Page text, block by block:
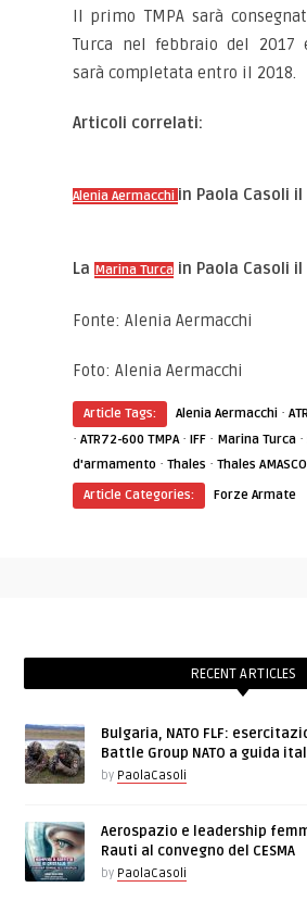
Il primo TMPA sarà
Turca nel febbraio del
sarà completata entro il 2018.
Articoli correlati:
Alenia Aermacchi in Paola Casoli il
LaMarina Turca in Paola Casoli il
Fonte: Alenia Aermacchi
Foto: Alenia Aermacchi
Article Tags: Alenia Aermacchi ·
·ATR72-600 TMPA·IFF · Marina Turca ·
d'armamento ·Thales ·Thales
Article Categories:
Forze Armate
RECENT ARTICLES
Bulgaria, NATO FLF:
Battle Group NATO a guida
by PaolaCasoli
Aerospazio e leadership
Rauti al convegno del CESMA
by PaolaCasoli